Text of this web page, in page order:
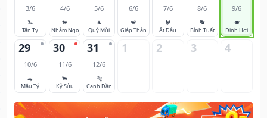
3/6
🐍
Tân Tỵ
4/6
🐎
Nhâm Ngọ
5/6
🐐
Quý Mùi
6/6
🐒
Giáp Thân
7/6
🐓
Ất Dậu
8/6
🐕
Bính Tuất
9/6
🐖
Đinh Hợi
29
10/6
🐀
Mậu Tý
30
11/6
🐂
Kỷ Sửu
31
12/6
🐅
Canh Dần
1 2 3 4